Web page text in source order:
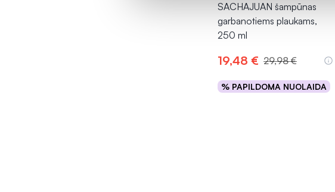
SACHAJUAN šampūnas
garbanotiems plaukams,
250 ml
19,48 € 29,98 €
% PAPILDOMA NUOLAIDA
Į krepšelį